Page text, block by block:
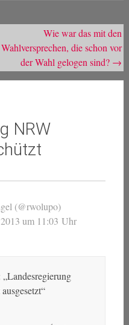
Wie war das mit den
Wahlversprechen, die schon vor
der Wahl gelogen sind? →
NRW
(@rwolupo)
um 11:03 Uhr